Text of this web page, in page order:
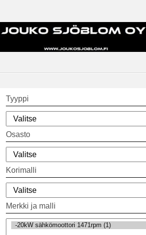
Tyyppi
Osasto
Korimalli
Merkki ja malli